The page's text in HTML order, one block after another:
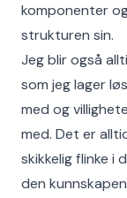
komponenter
strukturen sin.
Jeg blir også
som jeg lager
med og
med. Det er
skikkelig flinke i
den